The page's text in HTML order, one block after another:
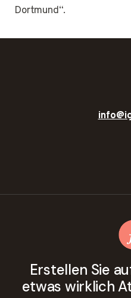
Dortmund“.
Erstellen Sie
etwas wirklich